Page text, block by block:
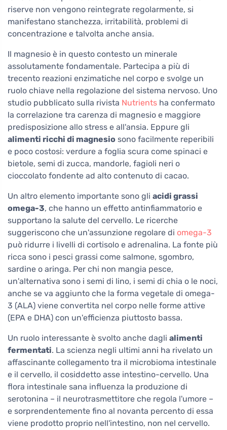
riserve non vengono reintegrate regolarmente, si
manifestano stanchezza, irritabilità, problemi di
concentrazione e talvolta anche ansia.
Il magnesio è in questo contesto un minerale
assolutamente fondamentale. Partecipa a più di
trecento reazioni enzimatiche nel corpo e svolge un
ruolo chiave nella regolazione del sistema nervoso. Uno
studio pubblicato sulla rivista Nutrients ha confermato
la correlazione tra carenza di magnesio e maggiore
predisposizione allo stress e all'ansia. Eppure gli
alimenti ricchi di magnesio sono facilmente reperibili
e poco costosi: verdure a foglia scura come spinaci e
bietole, semi di zucca, mandorle, fagioli neri o
cioccolato fondente ad alto contenuto di cacao.
Un altro elemento importante sono gli acidi grassi
omega-3, che hanno un effetto antinfiammatorio e
supportano la salute del cervello. Le ricerche
suggeriscono che un'assunzione regolare di omega-3
può ridurre i livelli di cortisolo e adrenalina. La fonte più
ricca sono i pesci grassi come salmone, sgombro,
sardine o aringa. Per chi non mangia pesce,
un'alternativa sono i semi di lino, i semi di chia o le noci,
anche se va aggiunto che la forma vegetale di omega-
3 (ALA) viene convertita nel corpo nelle forme attive
(EPA e DHA) con un'efficienza piuttosto bassa.
Un ruolo interessante è svolto anche dagli alimenti
fermentati. La scienza negli ultimi anni ha rivelato un
affascinante collegamento tra il microbioma intestinale
e il cervello, il cosiddetto asse intestino-cervello. Una
flora intestinale sana influenza la produzione di
serotonina – il neurotrasmettitore che regola l'umore –
e sorprendentemente fino al novanta percento di essa
viene prodotto proprio nell'intestino, non nel cervello.